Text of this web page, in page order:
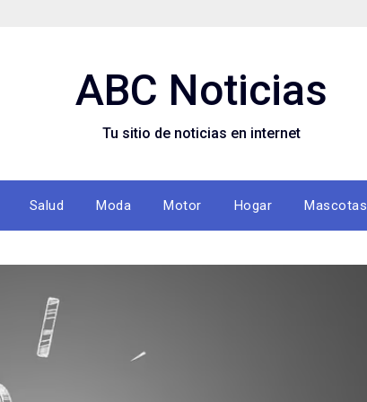
ABC Noticias
Tu sitio de noticias en internet
Salud Moda Motor Hogar Mascotas